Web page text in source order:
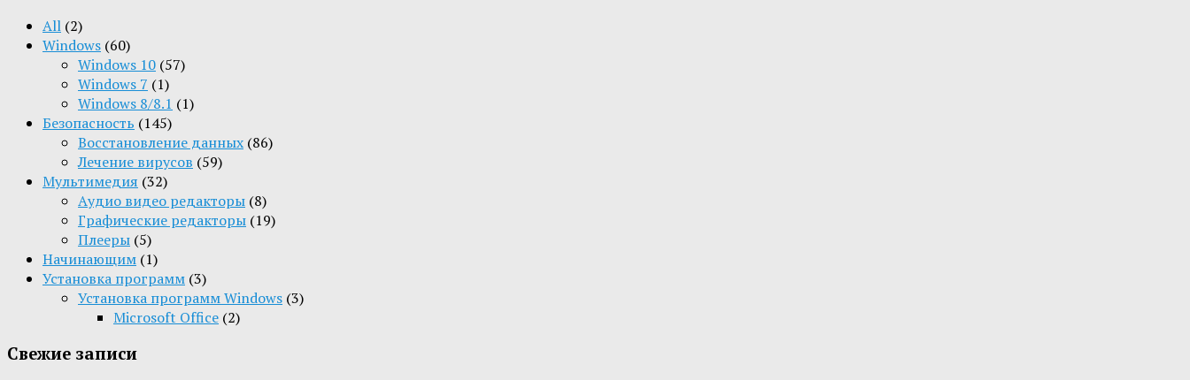
All (2)
Windows (60)
Windows 10 (57)
Windows 7 (1)
Windows 8/8.1 (1)
Безопасность (145)
Восстановление данных (86)
Лечение вирусов (59)
Мультимедия (32)
Aудио видео редакторы (8)
Графические редакторы (19)
Плееры (5)
Начинающим (1)
Установка программ (3)
Установка программ Windows (3)
Microsoft Office (2)
Свежие записи